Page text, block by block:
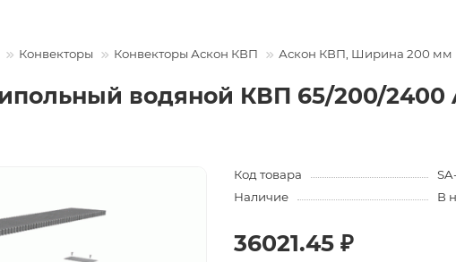
Конвекторы Конвекторы Аскон КВП Аскон КВП, Ширина 200 мм
водяной КВП 65/200/
Код товара
Наличие
В
36021.45 ₽